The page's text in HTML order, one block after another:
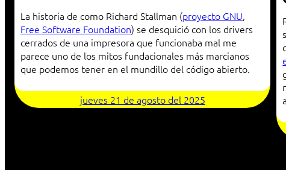
La historia de como Richard Stallman (proyecto GNU,
Free Software Foundation) se desquició con los drivers
cerrados de una impresora que funcionaba mal me
parece uno de los mitos fundacionales más marcianos
que podemos tener en el mundillo del código abierto.
jueves 21 de agosto del 2025